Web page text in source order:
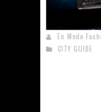
MINI Paris
En Mode
CITY GUIDE